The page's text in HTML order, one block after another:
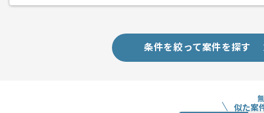
チームでの開発が得意な方にマッチしま
※初日のみ又は初日から1週間程度、
条件を絞って案件を探す
似た案